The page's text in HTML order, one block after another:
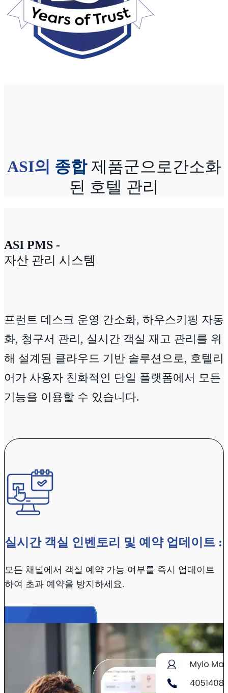
ASI의 종합 제품군으로 간소화
된 호텔 관리
ASI PMS -
자산 관리 시스템
프런트 데스크 운영 간소화, 하우스키핑 자동
화, 청구서 관리, 실시간 객실 재고 관리를 위
해 설계된 클라우드 기반 솔루션으로, 호텔리
어가 사용자 친화적인 단일 플랫폼에서 모든
기능을 이용할 수 있습니다.
실시간 객실 인벤토리 및 예약 업데이트 :
모든 채널에서 객실 예약 가능 여부를 즉시 업데이트
하여 초과 예약을 방지하세요.